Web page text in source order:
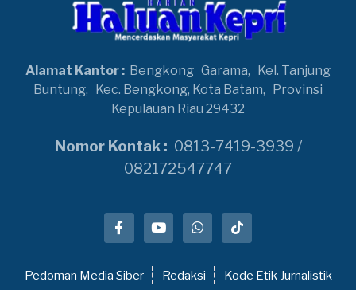
Alamat Kantor : Bengkong Garama,
Kel. Tanjung
Buntung,
Kec. Bengkong, Kota Batam,
Provinsi
Kepulauan Riau 29432
Nomor Kontak : 0813-7419-3939 /
082172547747
Pedoman Media Siber Redaksi Kode Etik Jurnalistik